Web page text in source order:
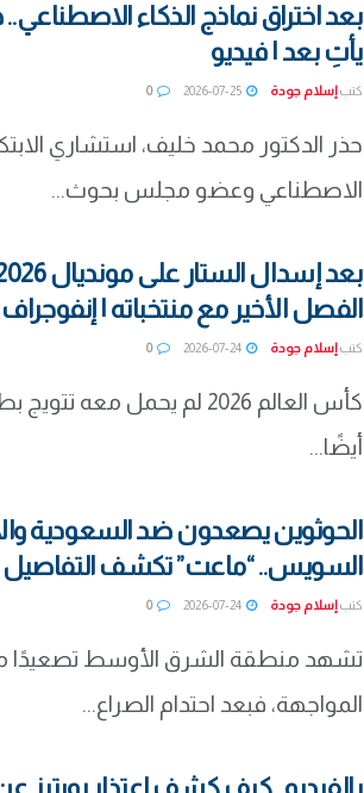
بعد اختراق نماذج الذكاء الاصطناعي..
يأتِ بعد | فيديو
كتب إسلام جودة 2026-07-25
0
حذر الدكتور محمد خليف، استشاري
الاصطناعي وعضو مجلس بحوث...
الفصل الأخير مع منتخباته | إنفوجراف
كتب إسلام جودة 2026-07-24
0
كأس العالم 2026 لم يحمل
أيضًا...
الحوثوين يصعدون ضد السعودية
السويس.. “ماعت” تكشف التفاصيل
كتب إسلام جودة 2026-07-24
0
تشهد منطقة الشرق الأوسط تصعيدًا
المواجهة، فبعد احتدام الصراع...